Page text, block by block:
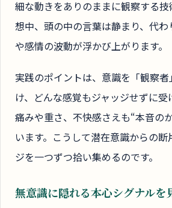
細な動きをありのままに観察する
想中、頭の中の言葉は静まり、代
や感情の波動が浮かび上がります。
実践のポイントは、意識を「観察
け、どんな感覚もジャッジせずに受
痛みや重さ、不快感さえも“本音の
います。こうして潜在意識からの断
ジを一つずつ拾い集めるのです。
無意識に隠れる本心シグナルを